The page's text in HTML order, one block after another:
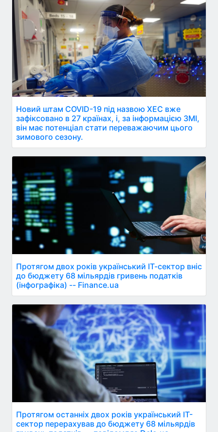
Новий штам COVID-19 під назвою XEC вже
зафіксовано в 27 країнах, і, за інформацією ЗМІ,
він має потенціал стати переважаючим цього
зимового сезону.
Протягом двох років український ІТ-сектор вніс
до бюджету 68 мільярдів гривень податків
(інфографіка) -- Finance.ua
Протягом останніх двох років український ІТ-
сектор перерахував до бюджету 68 мільярдів